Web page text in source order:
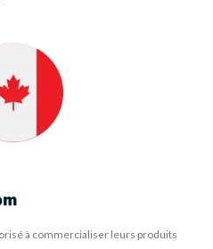
à commercialiser leurs produits